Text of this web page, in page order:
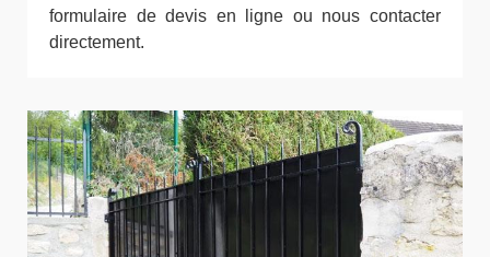
formulaire de devis en ligne ou nous contacter
directement.